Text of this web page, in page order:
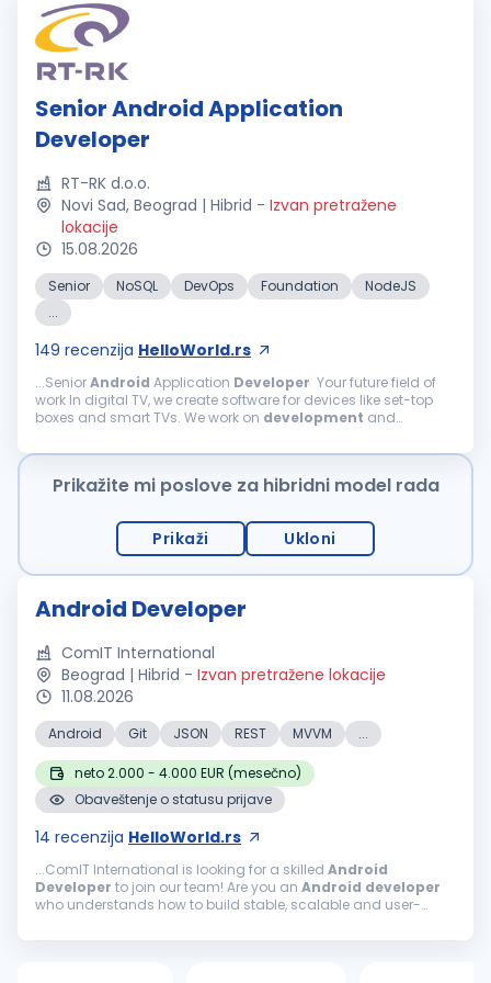
Senior Android Application
Developer
RT-RK d.o.o.
Novi Sad, Beograd | Hibrid - Izvan pretražene
lokacije
15.08.2026
Senior NoSQL DevOps Foundation
NodeJS
...
149 recenzija HelloWorld.rs
...SeniorAndroid Application Developer
work In digital TV, we create software for devices like set-top
boxes and smart TVs. We work on development and
AndroidTV, Linux...
Prikažite mi poslove za hibridni model rada
Prikaži Ukloni
Android Developer
ComIT International
Beograd | Hibrid - Izvan pretražene lokacije
11.08.2026
Android Git JSON REST MVVM ...
neto 2.000 - 4.000 EUR (mesečno)
Obaveštenje o statusu prijave
14 recenzija HelloWorld.rs
...ComIT International is looking for a skilled Android
Developer to join our team! Are you an Android developer
who understands how to build stable, scalable and user-
Android